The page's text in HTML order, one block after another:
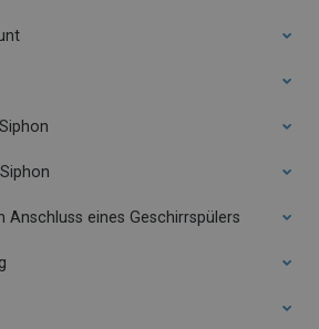
Anschluss eines Geschirrspülers